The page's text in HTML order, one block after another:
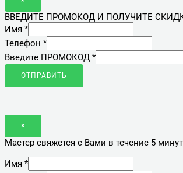
ВВЕДИТЕ ПРОМОКОД И ПОЛУЧИТЕ
Имя *
Телефон *
Введите ПРОМОКОД *
ОТПРАВИТЬ
×
Мастер свяжется с Вами в течение 5 минут
Имя *